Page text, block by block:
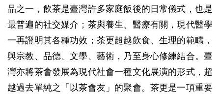
品之一，飲茶是臺灣許多家庭飯後的日常儀式，也是
最普遍的社交媒介；茶與養生、醫療有關，現代醫學
一再證明其各種功效；茶更超越飲食、生理的範疇，
與宗教、品德、文學、藝術，乃至身心修練結合。臺
灣亦將茶會發展為現代社會一種文化展演的形式，超
越過去單純之「以茶會友」的聚會。茶更是一項重要